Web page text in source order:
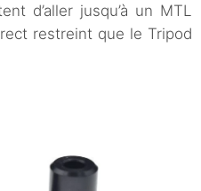
d’aller jusqu’à un MTL
restreint que le Tripod